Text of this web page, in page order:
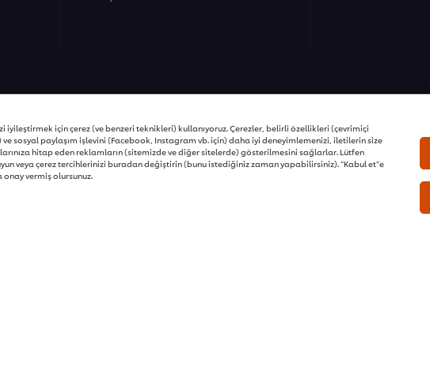
iyileştirmek için çerez (ve benzeri teknikleri) kullanıyoruz. Çerezler, belirli özellikleri (çevrimiçi
sosyal paylaşım işlevini (Facebook, Instagram vb. için) daha iyi deneyimlemenizi, iletilerin size
hitap eden reklamların (sitemizde ve diğer sitelerde) gösterilmesini sağlarlar. Lütfen
veya çerez tercihlerinizi buradan değiştirin (bunu istediğiniz zaman yapabilirsiniz). “Kabul et”e
onay vermiş olursunuz.